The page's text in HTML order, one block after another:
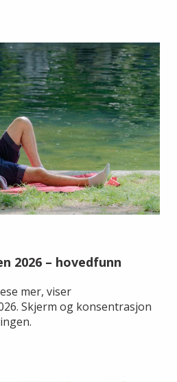
2026 – hovedfunn
mer, viser
Skjerm og konsentrasjon